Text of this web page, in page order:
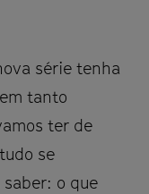
série tenha
tanto
ter de
se
saber: o que